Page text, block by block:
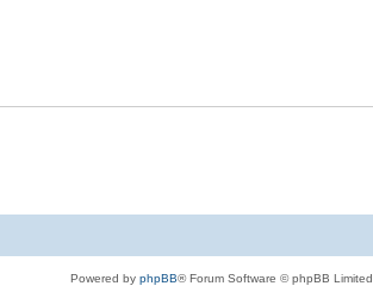
Powered by phpBB® Forum Software © phpBB Limited